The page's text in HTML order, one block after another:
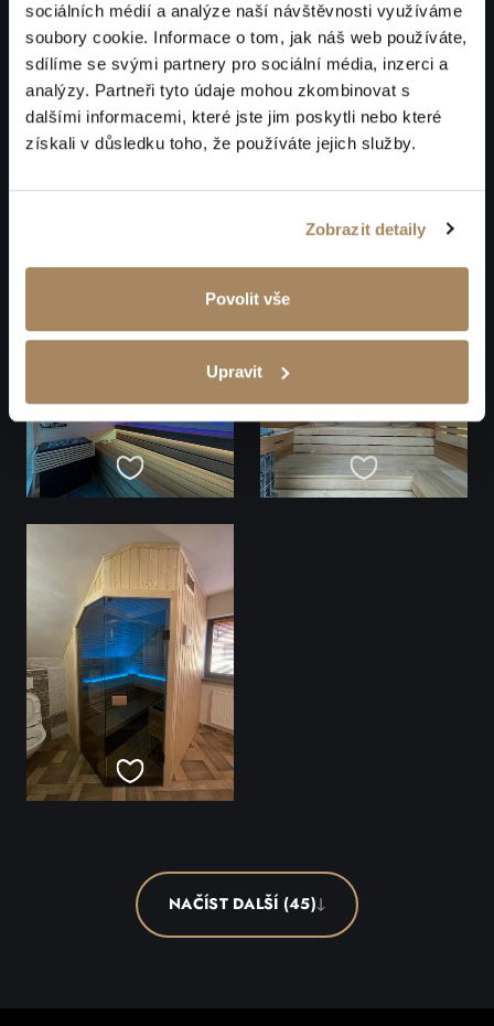
sociálních médií a analýze naší návštěvnosti využíváme
soubory cookie. Informace o tom, jak náš web používáte,
sdílíme se svými partnery pro sociální média, inzerci a
analýzy. Partneři tyto údaje mohou zkombinovat s
dalšími informacemi, které jste jim poskytli nebo které
získali v důsledku toho, že používáte jejich služby.
Zobrazit detaily
Povolit vše
Upravit
NAČÍST DALŠÍ (45)